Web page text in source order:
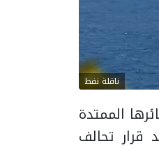
ناقلة نفط
6 يوليو 2026، لتواصل خسائرها الممتدة
قرار تحالف